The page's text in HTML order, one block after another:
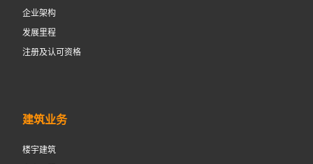
企业架构
发展里程
注册及认可资格
建筑业务
楼宇建筑